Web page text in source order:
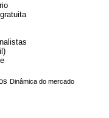
Dinâmica do mercado